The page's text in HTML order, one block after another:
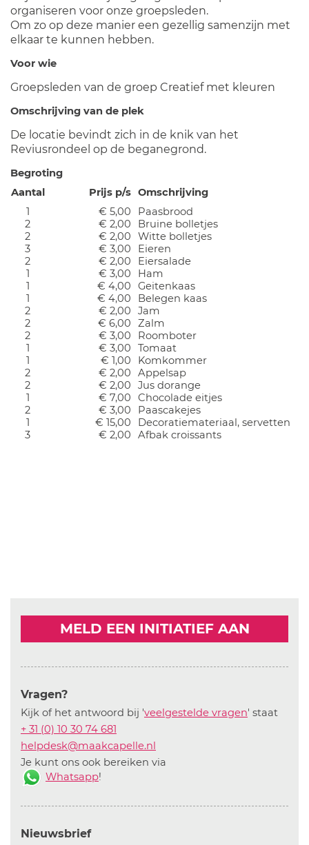
organiseren voor onze groepsleden.
Om zo op deze manier een gezellig samenzijn met
elkaar te kunnen hebben.
Voor wie
Groepsleden van de groep Creatief met kleuren
Omschrijving van de plek
De locatie bevindt zich in de knik van het
Reviusrondeel op de beganegrond.
Begroting
Aantal
Prijs p/s Omschrijving
1
€ 5,00
Paasbrood
2
€ 2,00
Bruine bolletjes
2
€ 2,00
Witte bolletjes
3
€ 3,00
Eieren
2
€ 2,00
Eiersalade
1
€ 3,00
Ham
1
€ 4,00
Geitenkaas
1
€ 4,00
Belegen kaas
2
€ 2,00
Jam
2
€ 6,00
Zalm
2
€ 3,00
Roomboter
1
€ 3,00
Tomaat
1
€ 1,00
Komkommer
2
€ 2,00
Appelsap
2
€ 2,00
Jus dorange
1
€ 7,00
Chocolade eitjes
2
€ 3,00
Paascakejes
1
€ 15,00
Decoratiemateriaal, servetten
3
€ 2,00 Afbak croissants
MELD EEN INITIATIEF AAN
Vragen?
Kijk of het antwoord bij 'veelgestelde vragen' staat
+ 31 (0) 10 30 74 681
helpdesk@maakcapelle.nl
Je kunt ons ook bereiken via
Whatsapp!
Nieuwsbrief